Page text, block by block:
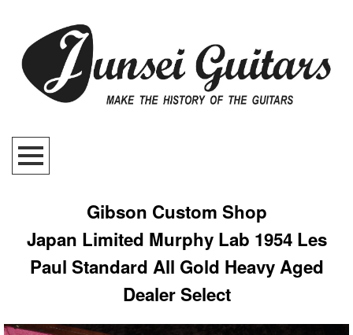
Gibson Custom Shop
Japan Limited Murphy Lab 1954 Les
Paul Standard All Gold Heavy Aged
Dealer Select